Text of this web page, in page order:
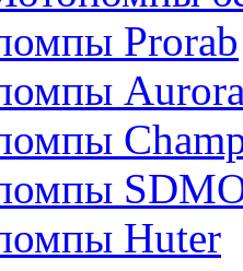
Prorab
Huter